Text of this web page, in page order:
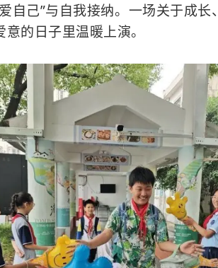
自己”与自我接纳。一场关于成
的日子里温暖上演。